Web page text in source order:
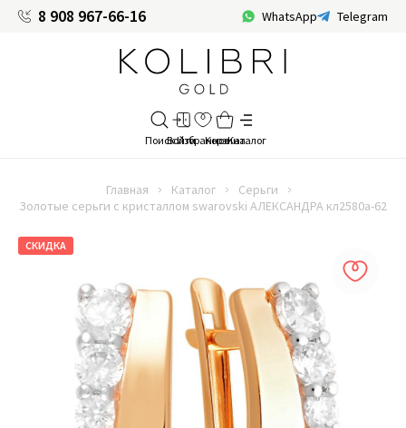
8 908 967-66-16 WhatsApp Telegram
Главная Каталог
Серьги
Золотые серьги с кристаллом swarovski АЛЕКСАНДРА кл2580а-62
СКИДКА